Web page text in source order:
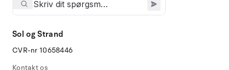
Sol og Strand
CVR-nr 10658446
Kontakt os